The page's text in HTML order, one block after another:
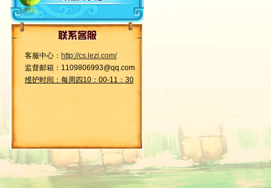
客服中心： http://cs.lezi.com/
监督邮箱：1109806993@qq.com
维护时间：每周四10：00-11：30